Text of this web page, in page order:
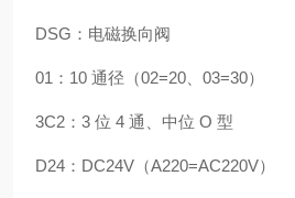
DSG：电磁换向阀
01：10 通径（02=20、03=30）
3C2：3 位 4 通、中位 O 型
D24：DC24V（A220=AC220V）